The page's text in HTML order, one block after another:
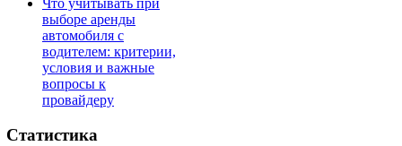
Что учитывать при
выборе аренды
автомобиля с
водителем: критерии,
условия и важные
вопросы к
провайдеру
Статистика